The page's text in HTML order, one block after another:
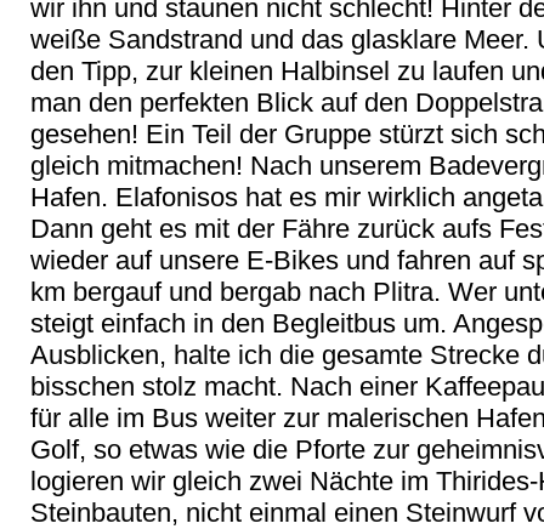
wir ihn und staunen nicht schlecht! Hinter
weiße Sandstrand und das glasklare Meer.
den Tipp, zur kleinen Halbinsel zu laufen
man den perfekten Blick auf den
gesehen! Ein Teil der Gruppe stürzt sich
gleich mitmachen! Nach unserem
Hafen. Elafonisos hat es mir wirklich
Dann geht es mit der Fähre zurück aufs
wieder auf unsere E-Bikes und fahren auf
km bergauf und bergab nach Plitra. Wer
steigt einfach in den Begleitbus um.
Ausblicken, halte ich die gesamte Strecke
bisschen stolz macht. Nach einer
für alle im Bus weiter zur malerischen
Golf, so etwas wie die Pforte zur
logieren wir gleich zwei Nächte im
Steinbauten, nicht einmal einen Steinwurf